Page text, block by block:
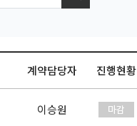
계약담당자 진행현황
이승원